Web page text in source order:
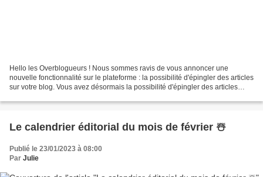
Hello les Overblogueurs ! Nous sommes ravis de vous annoncer une
nouvelle fonctionnalité sur le plateforme : la possibilité d'épingler des articles
sur votre blog. Vous avez désormais la possibilité d'épingler des articles
Le calendrier éditorial du mois de février ☃️
Publié le 23/01/2023 à 08:00
Par Julie